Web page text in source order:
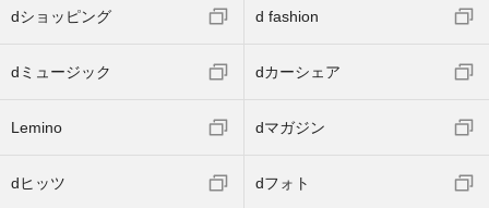
dショッピング d fashion
dミュージック dカーシェア
Lemino dマガジン
dヒッツ dフォト